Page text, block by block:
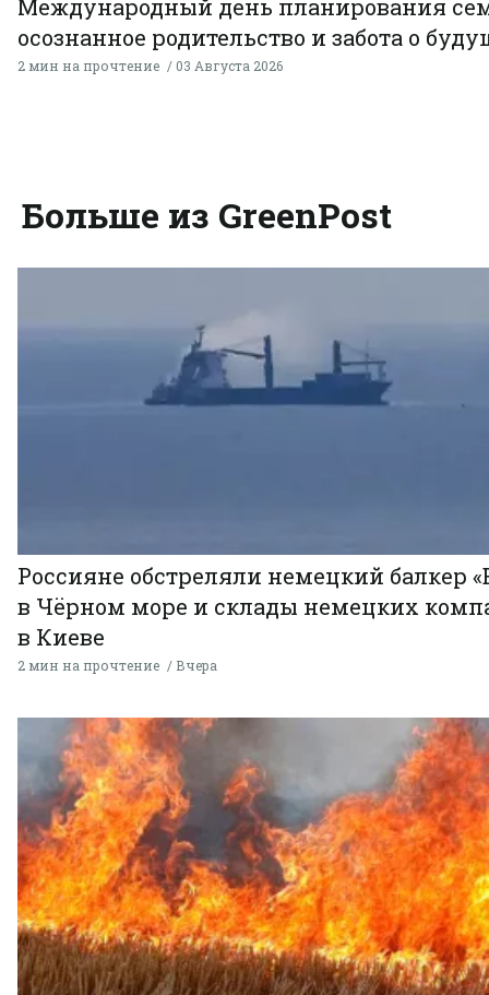
Международный день планирования
осознанное родительство и забота о
2 мин на прочтение 03 Августа 2026
Больше из GreenPost
Россияне обстреляли немецкий балкер
в Чёрном море и склады немецких
в Киеве
2 мин на прочтение Вчера